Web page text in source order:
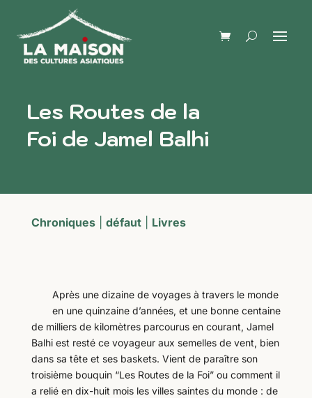
Les Routes de la
Foi de Jamel Balhi
Chroniques| défaut| Livres
Après une dizaine de voyages à travers le monde
en une quinzaine d’années, et une bonne centaine
de milliers de kilomètres parcourus en courant, Jamel
Balhi est resté ce voyageur aux semelles de vent, bien
dans sa tête et ses baskets. Vient de paraître son
troisième bouquin “Les Routes de la Foi” ou comment il
a relié en dix-huit mois les villes saintes du monde : de